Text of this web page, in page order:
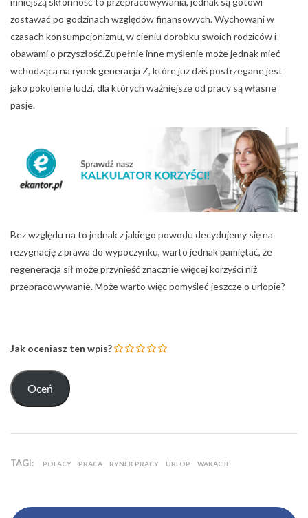
zostawać po godzinach względów finansowych. Wychowani w
czasach konsumpcjonizmu, w cieniu dorobku swoich rodziców i
obawami o przyszłość.Zupełnie inne myślenie może jednak mieć
wchodząca na rynek generacja Z, które już dziś postrzegane jest
jako pokolenie ludzi, dla których ważniejsze od pracy są własne
pasje.
Bez względu na to jednak z jakiego powodu decydujemy się na
rezygnację z prawa do wypoczynku, warto jednak pamiętać, że
regeneracja sił może przynieść znacznie więcej korzyści niż
przepracowywanie. Może warto więc pomyśleć jeszcze o urlopie?
Jak oceniasz ten wpis?
TAGI: POLACY PRACA RYNEK PRACY URLOP WAKACJE